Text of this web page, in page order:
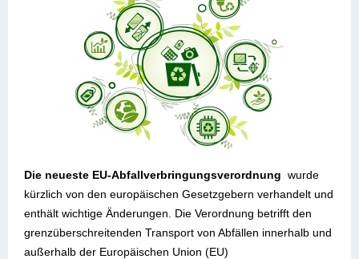
Die neueste EU-Abfallverbringungsverordnung wurde
kürzlich von den europäischen Gesetzgebern verhandelt und
enthält wichtige Änderungen. Die Verordnung betrifft den
grenzüberschreitenden Transport von Abfällen innerhalb und
außerhalb der Europäischen Union (EU)